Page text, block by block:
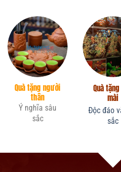
Quà tặng người
thân
Ý nghĩa sâu
sắc
Quà
mài
Độc đáo
sắc